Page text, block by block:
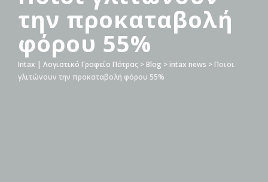
την προκαταβολή
φόρου 55%
Intax | Λογιστικό Γραφείο Πάτρας > Blog > intax news > Ποιοι
γλιτώνουν την προκαταβολή φόρου 55%